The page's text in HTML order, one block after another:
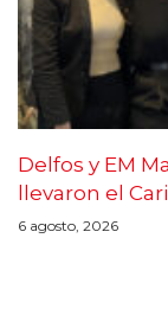
Delfos y EM
llevaron el
6 agosto, 2026